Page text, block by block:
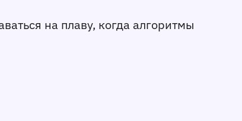
на плаву, когда алгоритмы